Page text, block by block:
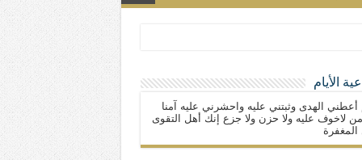
فكلّ المسلمين شيعة.الأيام
أعطني الهدى وثبتني عليه واحشرني عليه آمنا
لاخوف عليه ولا حزن ولا جزع إنك أهل التقوى
المغفرة